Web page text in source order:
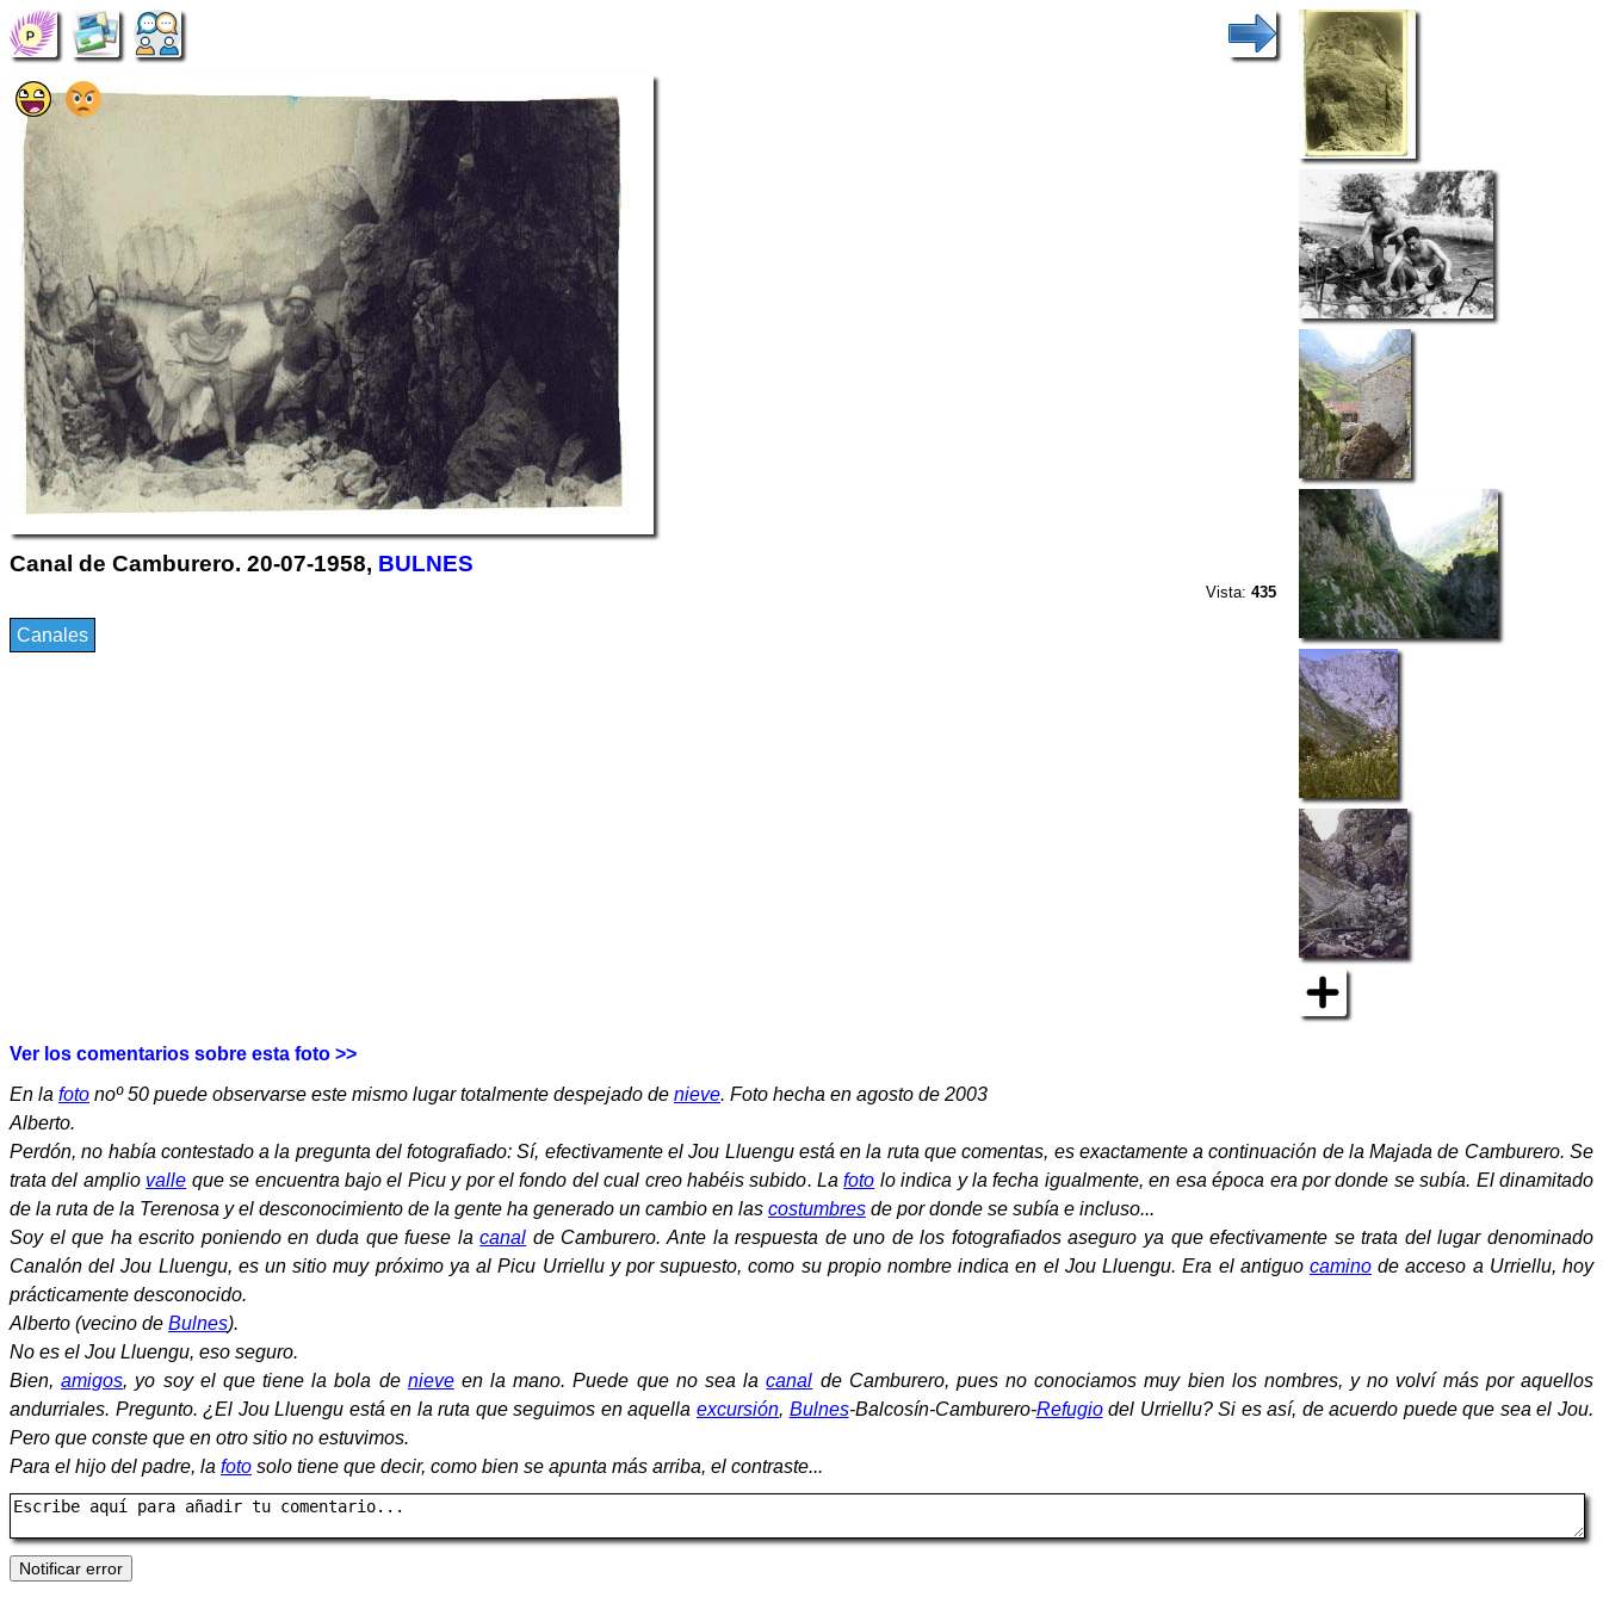
Canal de Camburero. 20-07-1958, BULNES
Vista:435
Canales
Ver los comentarios sobre esta foto >>
En la foto noº 50 puede observarse este mismo lugar totalmente despejado de nieve. Foto hecha en agosto de 2003
Alberto.
Perdón, no había contestado a la pregunta del fotografiado: Sí, efectivamente el Jou Lluengu está en la ruta que comentas, es exactamente a continuación de la Majada de Camburero. Se
trata del amplio valle que se encuentra bajo el Picu y por el fondo del cual creo habéis subido. Lafoto lo indica y la fecha igualmente, en esa época era por donde se subía. El dinamitado
de la ruta de la Terenosa y el desconocimiento de la gente ha generado un cambio en las costumbres de por donde se subía e incluso...
Soy el que ha escrito poniendo en duda que fuese lacanal de Camburero. Ante la respuesta de uno de los fotografiados aseguro ya que efectivamente se trata del lugar denominado
Canalón del Jou Lluengu, es un sitio muy próximo ya al Picu Urriellu y por supuesto, como su propio nombre indica en el Jou Lluengu. Era el antiguo caminode acceso a Urriellu, hoy
prácticamente desconocido.
Alberto (vecino de Bulnes).
No es el Jou Lluengu, eso seguro.
Bien,amigos, yo soy el que tiene la bola de nieveen la mano. Puede que no sea lacanal de Camburero, pues no conociamos muy bien los nombres, y no volví más por aquellos
andurriales. Pregunto. ¿El Jou Lluengu está en la ruta que seguimos en aquella excursión, Bulnes-Balcosín-Camburero-Refugiodel Urriellu? Si es así, de acuerdo puede que sea el Jou.
Pero que conste que en otro sitio no estuvimos.
Para el hijo del padre, la foto solo tiene que decir, como bien se apunta más arriba, el contraste...